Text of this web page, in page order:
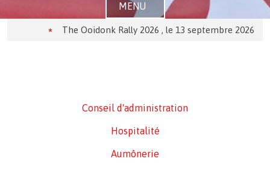
MENU
The Ooidonk Rally 2026 , le 13 septembre 2026
Conseil d'administration
Hospitalité
Aumônerie